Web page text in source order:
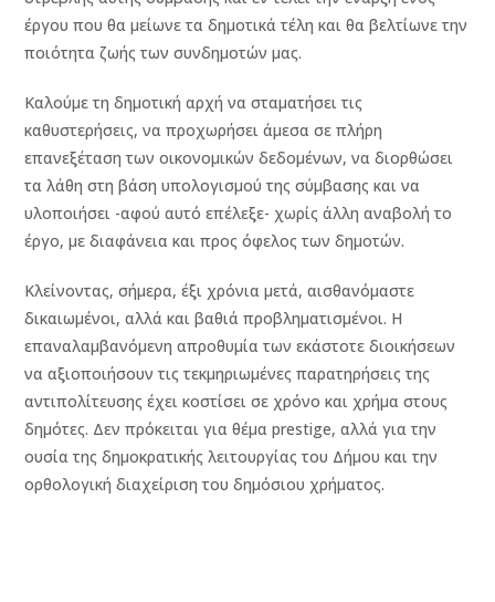
έργου που θα μείωνε τα δημοτικά τέλη και θα βελτίωνε την
ποιότητα ζωής των συνδημοτών μας.
Καλούμε τη δημοτική αρχή να σταματήσει τις
καθυστερήσεις, να προχωρήσει άμεσα σε πλήρη
επανεξέταση των οικονομικών δεδομένων, να διορθώσει
τα λάθη στη βάση υπολογισμού της σύμβασης και να
υλοποιήσει -αφού αυτό επέλεξε- χωρίς άλλη αναβολή το
έργο, με διαφάνεια και προς όφελος των δημοτών.
Κλείνοντας, σήμερα, έξι χρόνια μετά, αισθανόμαστε
δικαιωμένοι, αλλά και βαθιά προβληματισμένοι. Η
επαναλαμβανόμενη απροθυμία των εκάστοτε διοικήσεων
να αξιοποιήσουν τις τεκμηριωμένες παρατηρήσεις της
αντιπολίτευσης έχει κοστίσει σε χρόνο και χρήμα στους
δημότες. Δεν πρόκειται για θέμα prestige, αλλά για την
ουσία της δημοκρατικής λειτουργίας του Δήμου και την
ορθολογική διαχείριση του δημόσιου χρήματος.